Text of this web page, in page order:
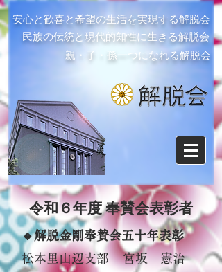
安心と歓喜と希望の生活を実現する解脱会
民族の伝統と現代的知性に生きる解脱会
親・子・孫一つになれる解脱会
令和６年度 奉賛会表彰者
🔸解脱金剛奉賛会五十年表彰
松本里山辺支部 宮坂 憲治